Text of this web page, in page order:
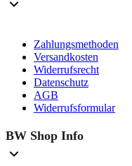
Zahlungsmethoden
Versandkosten
Widerrufsrecht
Datenschutz
AGB
Widerrufsformular
BW Shop Info